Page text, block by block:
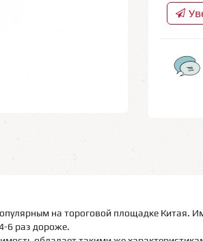
на тороговой площадке Китая.
6 раз дороже.